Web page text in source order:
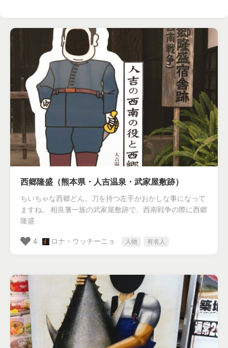
西郷隆盛（熊本県・人吉温泉・武家屋敷跡）
ちいちゃな西郷どん。刀を持つ左手がおかしな事になって
ますね。 相良藩一族の武家屋敷跡で、西南戦争の際に西郷
隆盛...
4 ロナ・ウッチーニョ 人物 有名人